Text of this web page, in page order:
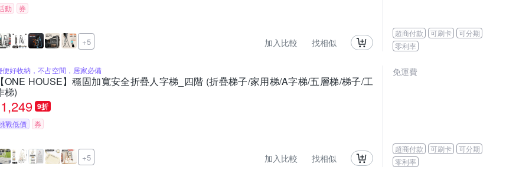
動 券
+5 加入比較 找相似
超商付款 可刷卡
可分期
零利率
便好收納，不占空間，居家必備
ONE HOUSE】穩固加寬安全折疊人字梯_四階 (折疊梯子/家用梯/A字梯/五層梯/梯子/工
梯)
1,249 9折
戰低價 券
+5 加入比較 找相似
免運費
超商付款 可刷卡
可分期
零利率